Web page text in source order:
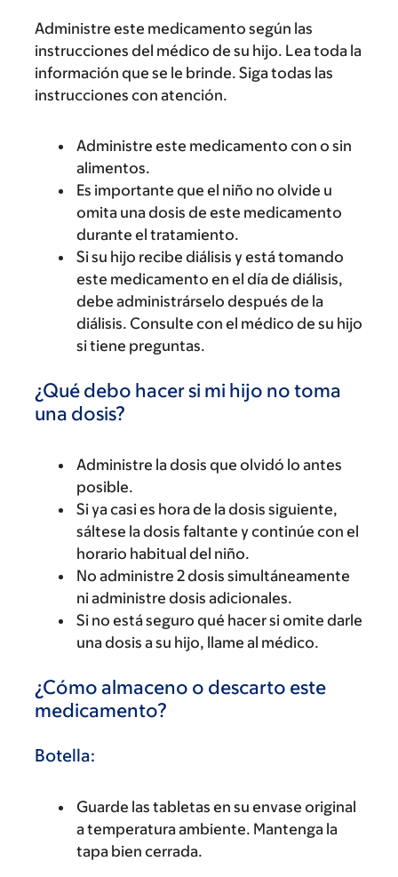
Administre este medicamento según las
instrucciones del médico de su hijo. Lea toda la
información que se le brinde. Siga todas las
instrucciones con atención.
Administre este medicamento con o sin
alimentos.
Es importante que el niño no olvide u
omita una dosis de este medicamento
durante el tratamiento.
Si su hijo recibe diálisis y está tomando
este medicamento en el día de diálisis,
debe administrárselo después de la
diálisis. Consulte con el médico de su hijo
si tiene preguntas.
¿Qué debo hacer si mi hijo no toma
una dosis?
Administre la dosis que olvidó lo antes
posible.
Si ya casi es hora de la dosis siguiente,
sáltese la dosis faltante y continúe con el
horario habitual del niño.
No administre 2 dosis simultáneamente
ni administre dosis adicionales.
Si no está seguro qué hacer si omite darle
una dosis a su hijo, llame al médico.
¿Cómo almaceno o descarto este
medicamento?
Botella:
Guarde las tabletas en su envase original
a temperatura ambiente. Mantenga la
tapa bien cerrada.